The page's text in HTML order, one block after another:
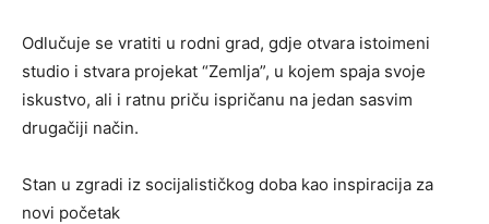
Odlučuje se vratiti u rodni grad, gdje otvara istoimeni
studio i stvara projekat “Zemlja”, u kojem spaja svoje
iskustvo, ali i ratnu priču ispričanu na jedan sasvim
drugačiji način.
Stan u zgradi iz socijalističkog doba kao inspiracija za
novi početak